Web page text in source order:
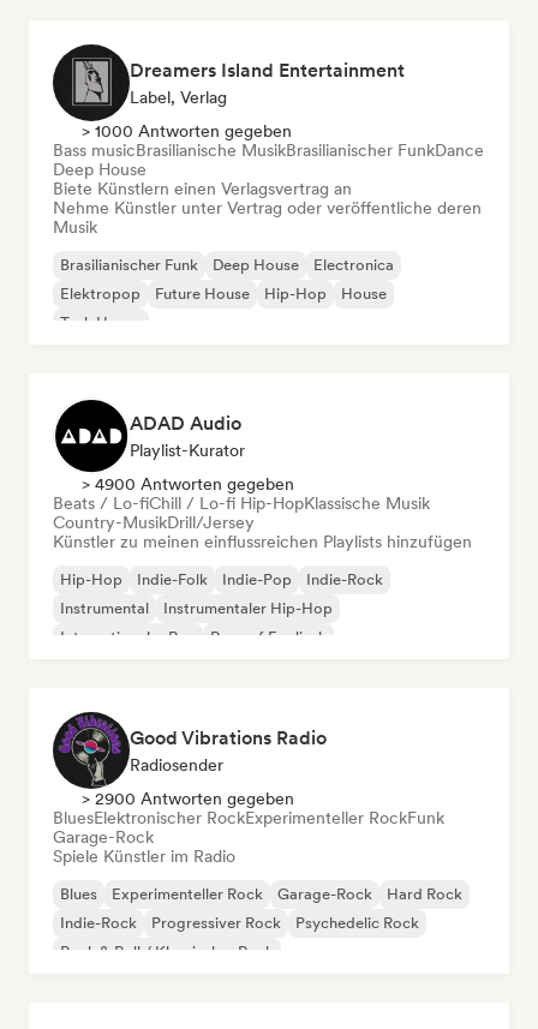
Dreamers Island Entertainment
Label, Verlag
> 1000 Antworten gegeben
Bass musicBrasilianische MusikBrasilianischer FunkDance
Deep House
Biete Künstlern einen Verlagsvertrag an
Nehme Künstler unter Vertrag oder veröffentliche deren
Musik
Brasilianischer Funk Deep House
Electronica
Elektropop
Future House Hip-Hop
House
Tech House
ADAD Audio
Playlist-Kurator
> 4900 Antworten gegeben
Beats / Lo-fiChill / Lo-fi Hip-HopKlassische Musik
Country-MusikDrill/Jersey
Künstler zu meinen einflussreichen Playlists hinzufügen
Hip-Hop Indie-Folk Indie-Pop
Indie-Rock
Instrumental
Instrumentaler Hip-Hop
Internationaler Rap
Rap auf Englisch
Good Vibrations Radio
Radiosender
> 2900 Antworten gegeben
BluesElektronischer RockExperimenteller RockFunk
Garage-Rock
Spiele Künstler im Radio
Blues Experimenteller Rock Garage-Rock
Hard Rock
Indie-Rock
Progressiver Rock
Psychedelic Rock
Rock & Roll / Klassischer Rock